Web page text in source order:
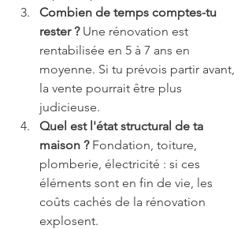
Combien de temps comptes-tu
rester ? Une rénovation est
rentabilisée en 5 à 7 ans en
moyenne. Si tu prévois partir avant,
la vente pourrait être plus
judicieuse.
Quel est l'état structural de ta
maison ? Fondation, toiture,
plomberie, électricité : si ces
éléments sont en fin de vie, les
coûts cachés de la rénovation
explosent.